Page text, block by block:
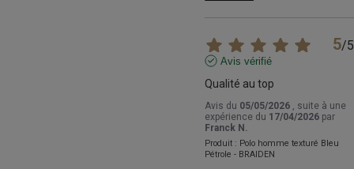
5/5
Avis vérifié
Qualité au top
Avis du 05/05/2026 , suite à une
expérience du 17/04/2026 par
Franck N.
Produit : Polo homme texturé Bleu
Pétrole - BRAIDEN